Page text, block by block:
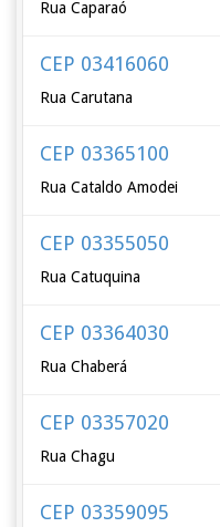
Rua Caparaó
CEP 03416060
Rua Carutana
CEP 03365100
Rua Cataldo Amodei
CEP 03355050
Rua Catuquina
CEP 03364030
Rua Chaberá
CEP 03357020
Rua Chagu
CEP 03359095